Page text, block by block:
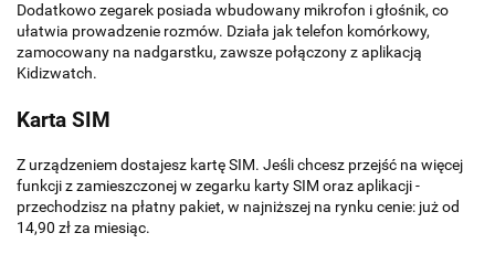
Dodatkowo zegarek posiada wbudowany mikrofon i głośnik, co
ułatwia prowadzenie rozmów. Działa jak telefon komórkowy,
zamocowany na nadgarstku, zawsze połączony z aplikacją
Kidizwatch.
Karta SIM
Z urządzeniem dostajesz kartę SIM. Jeśli chcesz przejść na więcej
funkcji z zamieszczonej w zegarku karty SIM oraz aplikacji -
przechodzisz na płatny pakiet, w najniższej na rynku cenie: już od
14,90 zł za miesiąc.